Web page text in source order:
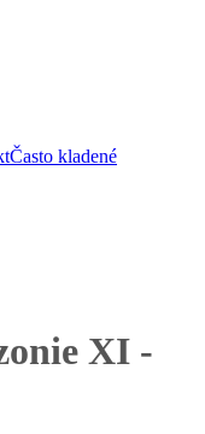
Často kladené
XI -